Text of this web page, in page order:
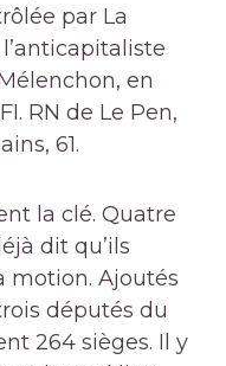
par La
en
RN de Le Pen,
61.
la clé. Quatre
dit qu’ils
motion. Ajoutés
députés du
264 sièges. Il y